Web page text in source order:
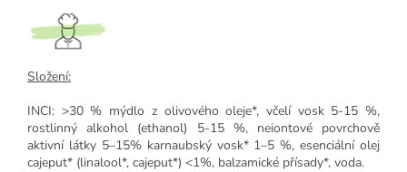
Složení:
INCI: >30 % mýdlo z olivového oleje*, včelí vosk 5-15 %,
rostlinný alkohol (ethanol) 5-15 %, neiontové povrchově
aktivní látky 5–15% karnaubský vosk* 1–5 %, esenciální olej
cajeput* (linalool*, cajeput*) <1%, balzamické přísady*, voda.